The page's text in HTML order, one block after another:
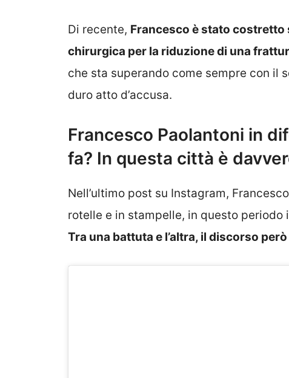
Di recente, Francesco è stato costretto
chirurgica per la riduzione di una
che sta superando come sempre con il
duro atto d’accusa.
Francesco Paolantoni in
fa? In questa città è
Nell’ultimo post su Instagram,
rotelle e in stampelle, in questo
Tra una battuta e l’altra, il discorso